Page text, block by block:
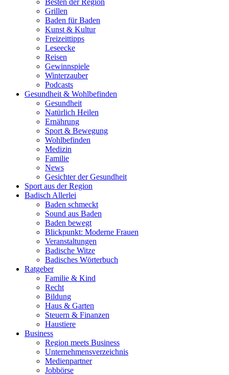
Besten der Region
Grillen
Baden für Baden
Kunst & Kultur
Freizeittipps
Leseecke
Reisen
Gewinnspiele
Winterzauber
Podcasts
Gesundheit & Wohlbefinden
Gesundheit
Natürlich Heilen
Ernährung
Sport & Bewegung
Wohlbefinden
Medizin
Familie
News
Gesichter der Gesundheit
Sport aus der Region
Badisch Allerlei
Baden schmeckt
Sound aus Baden
Baden bewegt
Blickpunkt: Moderne Frauen
Veranstaltungen
Badische Witze
Badisches Wörterbuch
Ratgeber
Familie & Kind
Recht
Bildung
Haus & Garten
Steuern & Finanzen
Haustiere
Business
Region meets Business
Unternehmensverzeichnis
Medienpartner
Jobbörse